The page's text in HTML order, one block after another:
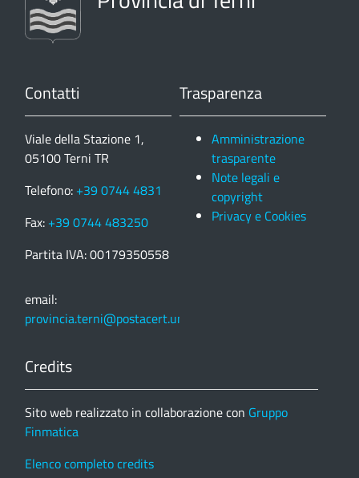
Contatti
Viale della Stazione 1,
05100 Terni TR
Telefono: +39 0744 4831
Fax: +39 0744 483250
Partita IVA: 00179350558
email:
provincia.terni@postacert.umbria.it
Trasparenza
Amministrazione
trasparente
Note legali e
copyright
Privacy e Cookies
Credits
Sito web realizzato in collaborazione con Gruppo
Finmatica
Elenco completo credits